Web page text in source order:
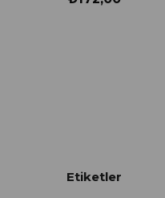
Etiketler